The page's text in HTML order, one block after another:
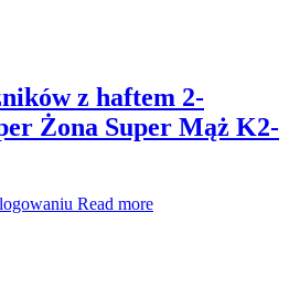
z haftem 2-
Żona Super Mąż K2-
Read more